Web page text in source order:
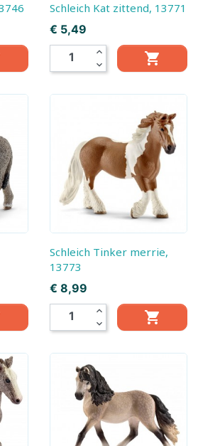
Schleich Kat zittend, 13771
Prijs
€ 5,49
expand_less
expand_more

Schleich Tinker merrie,
13773
Prijs
€ 8,99
expand_less
expand_more
